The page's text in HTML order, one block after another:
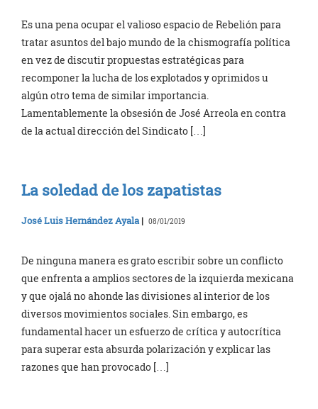
Es una pena ocupar el valioso espacio de Rebelión para
tratar asuntos del bajo mundo de la chismografía política
en vez de discutir propuestas estratégicas para
recomponer la lucha de los explotados y oprimidos u
algún otro tema de similar importancia.
Lamentablemente la obsesión de José Arreola en contra
de la actual dirección del Sindicato […]
La soledad de los zapatistas
José Luis Hernández Ayala| 08/01/2019
De ninguna manera es grato escribir sobre un conflicto
que enfrenta a amplios sectores de la izquierda mexicana
y que ojalá no ahonde las divisiones al interior de los
diversos movimientos sociales. Sin embargo, es
fundamental hacer un esfuerzo de crítica y autocrítica
para superar esta absurda polarización y explicar las
razones que han provocado […]